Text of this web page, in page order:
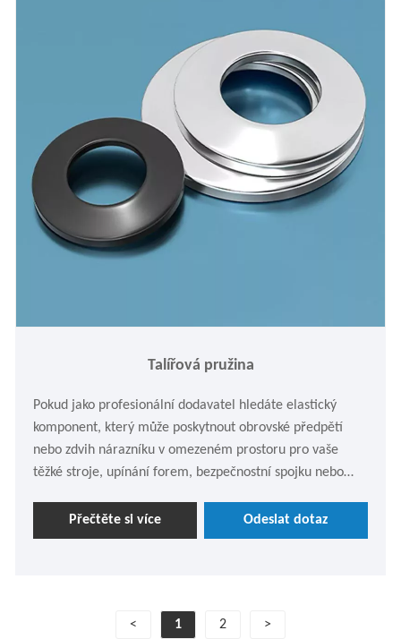
Talířová pružina
Pokud jako profesionální dodavatel hledáte elastický
komponent, který může poskytnout obrovské předpětí
nebo zdvih nárazníku v omezeném prostoru pro vaše
těžké stroje, upínání forem, bezpečnostní spojku nebo
vysoce kvalitní talířová pružina, kterou vám přinášíme.
Přečtěte si více Odeslat dotaz
< 1 2 >